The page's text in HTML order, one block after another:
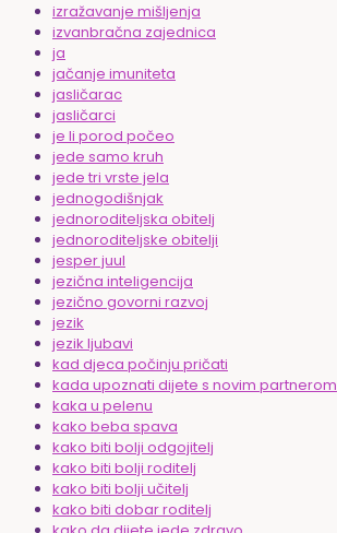
izražavanje mišljenja
izvanbračna zajednica
ja
jačanje imuniteta
jasličarac
jasličarci
je li porod počeo
jede samo kruh
jede tri vrste jela
jednogodišnjak
jednoroditeljska obitelj
jednoroditeljske obitelji
jesper juul
jezična inteligencija
jezično govorni razvoj
jezik
jezik ljubavi
kad djeca počinju pričati
kada upoznati dijete s novim partnerom
kaka u pelenu
kako beba spava
kako biti bolji odgojitelj
kako biti bolji roditelj
kako biti bolji učitelj
kako biti dobar roditelj